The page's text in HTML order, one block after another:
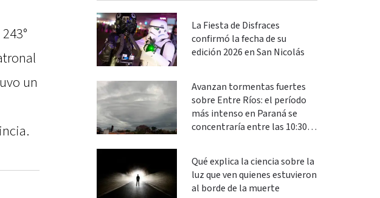
un
La Fiesta de Disfraces
confirmó la fecha de su
edición 2026 en San Nicolás
Avanzan tormentas fuertes
sobre Entre Ríos: el período
más intenso en Paraná se
concentraría entre las 10:30 y
Qué explica la ciencia sobre la
luz que ven quienes estuvieron
al borde de la muerte